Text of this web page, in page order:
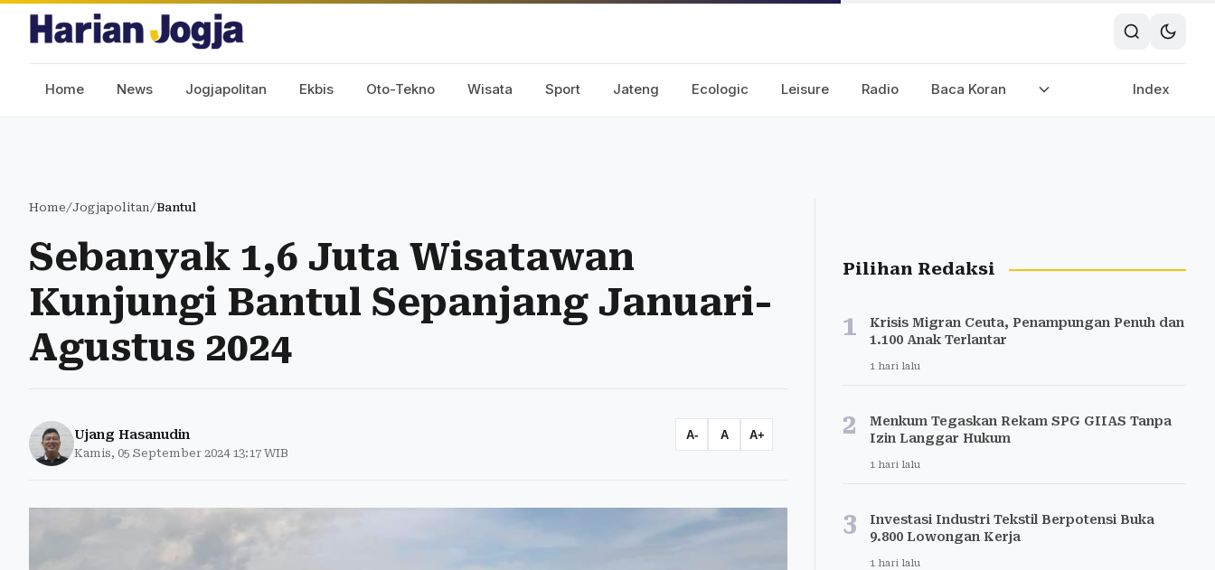
Home News Jogjapolitan Ekbis Oto-Tekno Wisata Sport Jateng Ecologic Leisure Radio Baca Koran Index
Home/Jogjapolitan/Bantul
Sebanyak 1,6 Juta Wisatawan
Kunjungi Bantul Sepanjang Januari-
Agustus 2024
Ujang Hasanudin
Kamis, 05 September 2024 13:17 WIB
A- A A+
Pilihan Redaksi
1
Krisis Migran Ceuta, Penampungan Penuh dan
1.100 Anak Terlantar
1 hari lalu
2
Menkum Tegaskan Rekam SPG GIIAS Tanpa
Izin Langgar Hukum
1 hari lalu
3
Investasi Industri Tekstil Berpotensi Buka
9.800 Lowongan Kerja
1 hari lalu